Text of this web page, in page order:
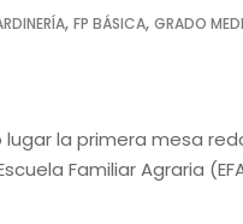
, FP BÁSICA, GRADO
lugar la primera mesa
Familiar Agraria